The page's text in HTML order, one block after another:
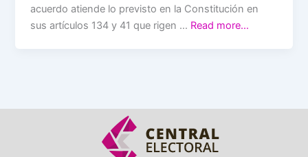
acuerdo atiende lo previsto en la Constitución en
sus artículos 134 y 41 que rigen … Read more…